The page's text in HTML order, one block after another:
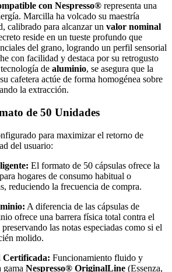
con Nespresso® representa una
Marcilla ha volcado su maestría
calibrado para alcanzar un valor nominal
reside en un tueste profundo que
del grano, logrando un perfil sensorial
con facilidad y destaca por su retrogusto
de aluminio, se asegura que la
cafetera actúe de forma homogénea sobre
la extracción.
de 50 Unidades
para maximizar el retorno de
del usuario:
El formato de 50 cápsulas ofrece la
hogares de consumo habitual o
reduciendo la frecuencia de compra.
A diferencia de las cápsulas de
ofrece una barrera física total contra el
las notas especiadas como si el
molido.
Certificada: Funcionamiento fluido y
gama Nespresso® OriginalLine (Essenza,